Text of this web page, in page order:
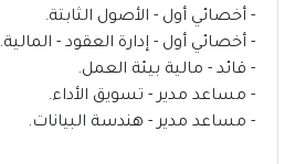
- أخصائي أول - الأصول الثابتة.
- أخصائي أول - إدارة العقود - المالية.
- قائد - مالية بيئة العمل.
- مساعد مدير - تسويق الأداء.
- مساعد مدير - هندسة البيانات.